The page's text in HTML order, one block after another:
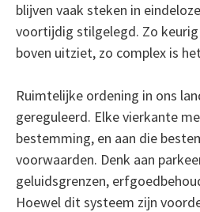
blijven vaak steken in
voortijdig stilgelegd. Zo keurig
boven uitziet, zo complex is
Ruimtelijke ordening in ons
gereguleerd. Elke vierkante
bestemming, en aan die
voorwaarden. Denk aan
geluidsgrenzen,
Hoewel dit systeem zijn